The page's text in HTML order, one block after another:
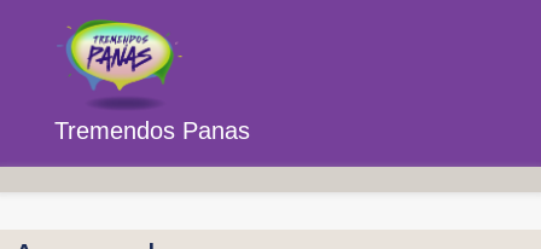
Tremendos Panas